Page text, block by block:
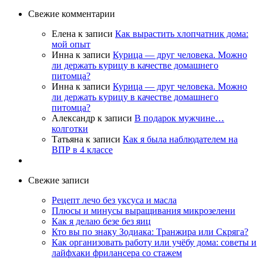
Свежие комментарии
Елена к записи Как вырастить хлопчатник дома:
мой опыт
Инна к записи Курица — друг человека. Можно
ли держать курицу в качестве домашнего
питомца?
Инна к записи Курица — друг человека. Можно
ли держать курицу в качестве домашнего
питомца?
Александр к записи В подарок мужчине…
колготки
Татьяна к записи Как я была наблюдателем на
ВПР в 4 классе
Свежие записи
Рецепт лечо без уксуса и масла
Плюсы и минусы выращивания микрозелени
Как я делаю безе без яиц
Кто вы по знаку Зодиака: Транжира или Скряга?
Как организовать работу или учёбу дома: советы и
лайфхаки фрилансера со стажем